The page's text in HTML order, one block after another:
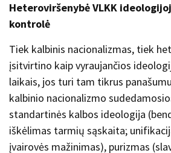
Heteroviršenybė VLKK
kontrolė
Tiek kalbinis nacionalizmas, tiek
įsitvirtino kaip vyraujančios
laikais, jos turi tam tikrus
kalbinio nacionalizmo
standartinės kalbos ideologija
iškėlimas tarmių sąskaita;
įvairovės mažinimas), purizmas